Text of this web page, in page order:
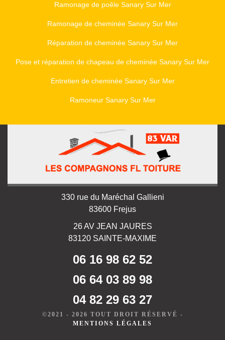
Ramonage de poêle Sanary Sur Mer
Ramonage de cheminée Sanary Sur Mer
Réparation de cheminée Sanary Sur Mer
Pose et réparation de chapeau de cheminée Sanary Sur Mer
Entretien de cheminée Sanary Sur Mer
Ramoneur Sanary Sur Mer
330 rue du Maréchal Gallieni
83600 Frejus
26 AV JEAN JAURES
83120 SAINTE-MAXIME
06 16 98 62 52
06 64 03 89 98
04 82 29 63 27
©2021 - 2026 TOUT DROIT RÉSERVÉ -
MENTIONS LÉGALES